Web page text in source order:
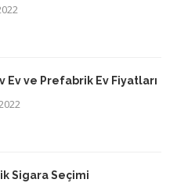
Ev ve Prefabrik Ev Fiyatları
Sigara Seçimi